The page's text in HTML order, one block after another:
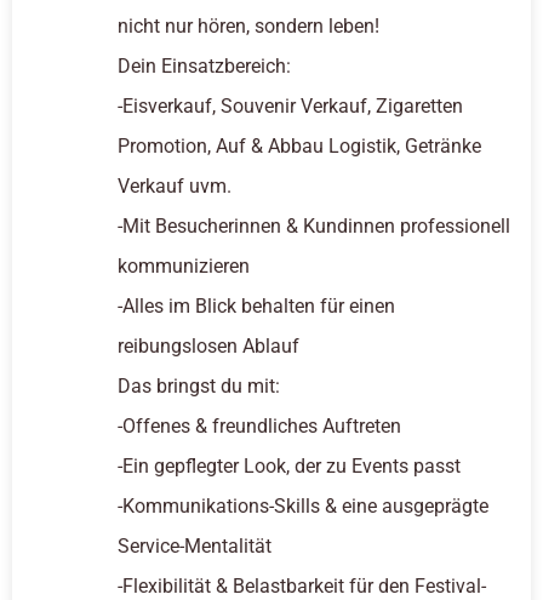
nicht nur hören, sondern leben!
Dein Einsatzbereich:
-Eisverkauf, Souvenir Verkauf, Zigaretten
Promotion, Auf & Abbau Logistik, Getränke
Verkauf uvm.
-Mit Besucherinnen & Kundinnen professionell
kommunizieren
-Alles im Blick behalten für einen
reibungslosen Ablauf
Das bringst du mit:
-Offenes & freundliches Auftreten
-Ein gepflegter Look, der zu Events passt
-Kommunikations-Skills & eine ausgeprägte
Service-Mentalität
-Flexibilität & Belastbarkeit für den Festival-